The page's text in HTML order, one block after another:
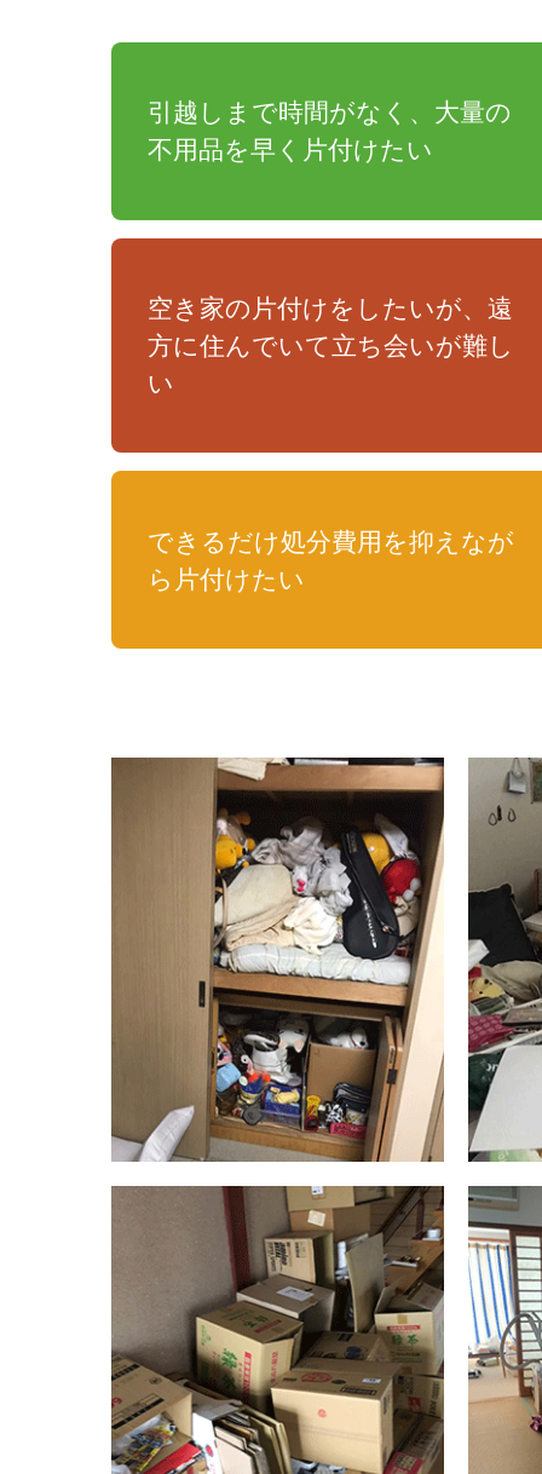
引越しまで時間がなく、大量の
不用品を早く片付けたい
空き家の片付けをしたいが、遠
方に住んでいて立ち会いが難し
い
できるだけ処分費用を抑えなが
ら片付けたい